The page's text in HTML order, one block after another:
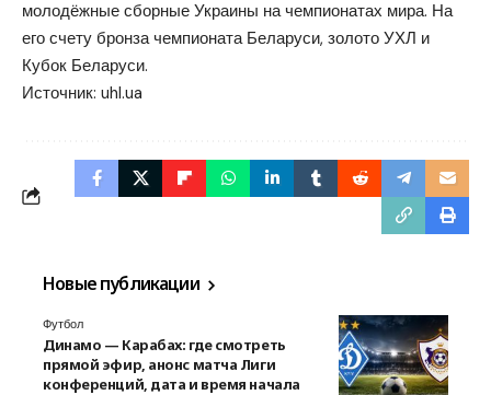
молодёжные сборные Украины на чемпионатах мира. На
его счету бронза чемпионата Беларуси, золото УХЛ и
Кубок Беларуси.
Источник: uhl.ua
Новые публикации
Футбол
Динамо — Карабах: где смотреть
прямой эфир, анонс матча Лиги
конференций, дата и время начала